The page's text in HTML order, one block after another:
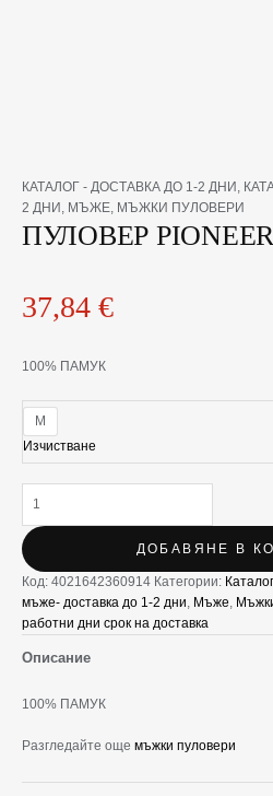
КАТАЛОГ - ДОСТАВКА ДО 1-2 ДНИ ,
2 ДНИ , МЪЖЕ, МЪЖКИ ПУЛОВЕРИ
ПУЛОВЕР
37,84 €
100% ПАМУК
M
Изчистване
количество
за
ПУЛОВЕР
PIONEER
ДОБАВЯНЕ В
Код: 4021642360914 Категории:
мъже- доставка до 1-2 дни Мъже
работни дни срок на доставка
Описание
100% ПАМУК
Разгледайте още мъжки пуловери